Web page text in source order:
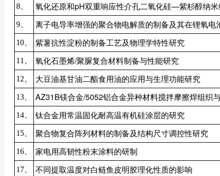
8、 氧化还原和pH双重响应性介孔二氧化硅—紫杉醇纳
9、 离子电导率增强的聚合物电解质的制备及其在锂氧电
10、 紫薯抗性淀粉的制备工艺及物理学特性研究
11、 氧化石墨烯/聚脲复合材料制备与性能研究
12、 大豆油基甘油二酯食用油的应用与生理功能研究
13、 AZ31B镁合金/5052铝合金异种材料搅拌摩擦焊组织
14、 钛合金用常温固化耐高温有机硅涂层的研究
15、 聚合物复合阵列材料的制备及结构尺寸调控性研究
16、 家电用高韧性粉末涂料的研制
17、 不同提取温度对白鲢鱼皮明胶理化性质的影响